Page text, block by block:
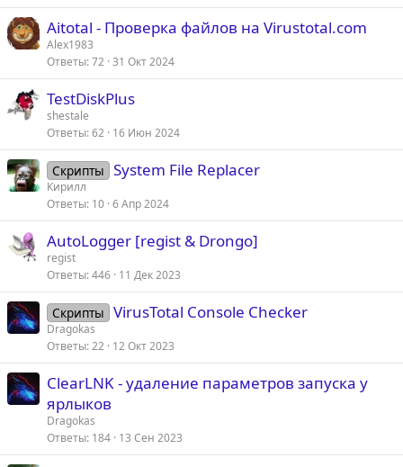
р
Aitotal - Проверка файлов на Virustotal.com
Alex1983
Ответы 72 31 Окт 2024
TestDiskPlus
shestale
Ответы 62 16 Июн 2024
Скрипты System File Replacer
Кирилл
Ответы 10 6 Апр 2024
AutoLogger [regist & Drongo]
regist
Ответы 446 11 Дек 2023
Скрипты VirusTotal Console Checker
Dragokas
Ответы 22 12 Окт 2023
ClearLNK - удаление параметров запуска у
ярлыков
Dragokas
Ответы 184 13 Сен 2023